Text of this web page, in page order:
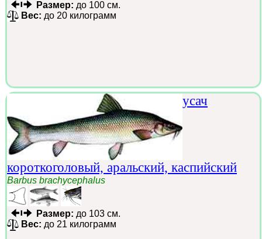
Размер: до 100 см.
Вес: до 20 килограмм
усач
короткоголовый, аральский, каспийский
Barbus brachycephalus
Размер: до 103 см.
Вес: до 21 килограмм